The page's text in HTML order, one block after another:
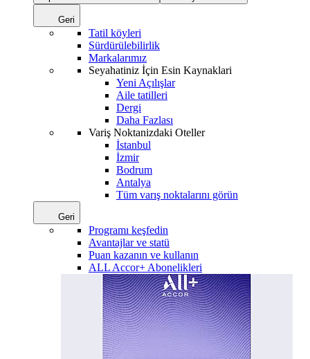
Geri
Tatil köyleri
Sürdürülebilirlik
Markalarımız
Seyahatiniz İçin Esin Kaynaklari
Yeni Açılışlar
Aile tatilleri
Dergi
Daha Fazlası
Variş Noktanizdaki Oteller
İstanbul
İzmir
Bodrum
Antalya
Tüm varış noktalarını görün
Geri
Programı keşfedin
Avantajlar ve statü
Puan kazanın ve kullanın
ALL Accor+ Abonelikleri